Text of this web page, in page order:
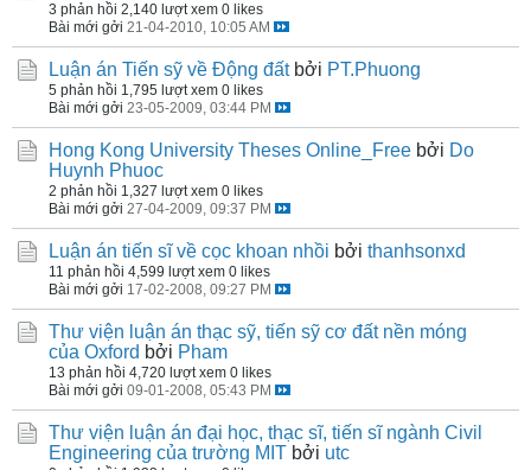
3 phản hồi 2,140 lượt xem 0 likes
Bài mới gởi 21-04-2010, 10:05 AM
Luận án Tiến sỹ về Động đất bởi PT.Phuong
5 phản hồi 1,795 lượt xem 0 likes
Bài mới gởi 23-05-2009, 03:44 PM
Hong Kong University Theses Online_Free bởi Do
Huynh Phuoc
2 phản hồi 1,327 lượt xem 0 likes
Bài mới gởi 27-04-2009, 09:37 PM
Luận án tiến sĩ về cọc khoan nhồi bởi thanhsonxd
11 phản hồi 4,599 lượt xem 0 likes
Bài mới gởi 17-02-2008, 09:27 PM
Thư viện luận án thạc sỹ, tiến sỹ cơ đất nền móng
của Oxford bởi Pham
13 phản hồi 4,720 lượt xem 0 likes
Bài mới gởi 09-01-2008, 05:43 PM
Thư viện luận án đại học, thạc sĩ, tiến sĩ ngành Civil
Engineering của trường MIT bởi utc